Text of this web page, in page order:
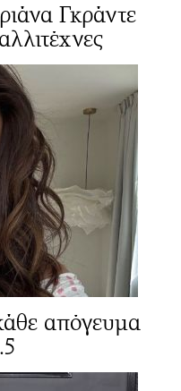
Γκράντε
απόγευμα